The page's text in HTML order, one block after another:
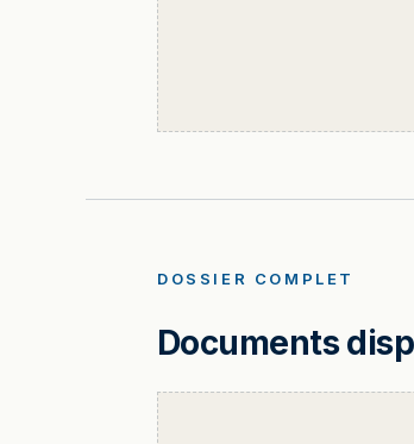
DOSSIER COMPLET
Documents